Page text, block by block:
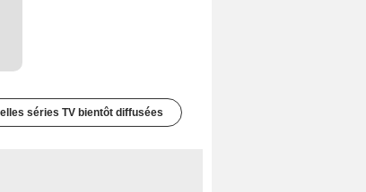
séries TV bientôt diffusées